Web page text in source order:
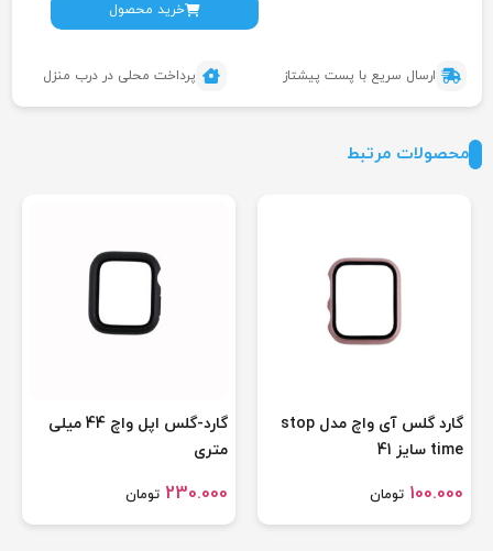
خرید محصول
ارسال سریع با پست پیشتاز پرداخت محلی در درب منزل
محصولات مرتبط
گارد گلس آی واچ مدل stop
time سایز 41
تومان100.000
گارد-گلس اپل واچ 44 میلی
متری
تومان230.000